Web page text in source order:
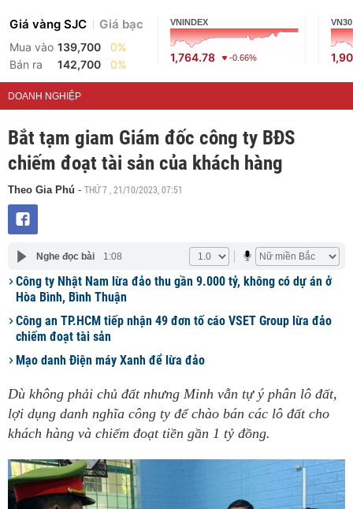
Giá vàng SJC Giá bạc
Mua vào 139,700
0%
Bán ra
142,700 0%
VNINDEX
1,764.78 -0.66%
VN30
DOANH NGHIỆP
Bắt tạm giam Giám đốc công ty BĐS
chiếm đoạt tài sản của khách hàng
Theo Gia Phú - THỨ 7 , 21/10/2023, 07:51
Nghe đọc bài 1:08
Công ty Nhật Nam lừa đảo thu gần 9.000 tỷ, không có dự án ở
Hòa Bình, Bình Thuận
Công an TP.HCM tiếp nhận 49 đơn tố cáo VSET Group lừa đảo
chiếm đoạt tài sản
Mạo danh Điện máy Xanh để lừa đảo
Dù không phải chủ đất nhưng Minh vẫn tự ý phân lô đất,
lợi dụng danh nghĩa công ty để chào bán các lô đất cho
khách hàng và chiếm đoạt tiền gần 1 tỷ đồng.